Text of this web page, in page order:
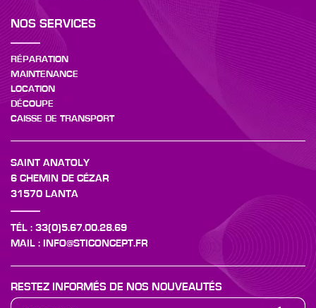
NOS SERVICES
RÉPARATION
MAINTENANCE
LOCATION
DÉCOUPE
CAISSE DE TRANSPORT
SAINT ANATOLY
6 CHEMIN DE CÉZAR
31570 LANTA
TÉL : 33(0)5.67.00.28.69
MAIL : INFO@STICONCEPT.FR
RESTEZ INFORMÉS DE NOS NOUVEAUTÉS